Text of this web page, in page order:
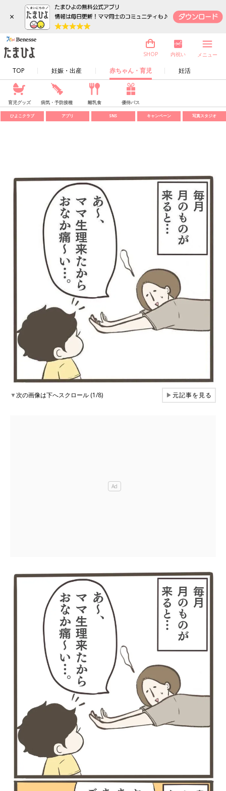
×
TOP 妊娠・出産 赤ちゃん・育児 妊活
SHOP 内祝い メニュー
育児グッズ 病気・予防接種 離乳食 優待パス
ひよこクラブ アプリ SNS キャンペーン 写真スタジオ
▼次の画像は下へスクロール (1/8) ▶元記事を見る